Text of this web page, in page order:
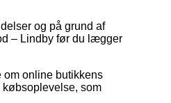
og på grund af
– Lindby før du lægger
online butikkens
købsoplevelse, som